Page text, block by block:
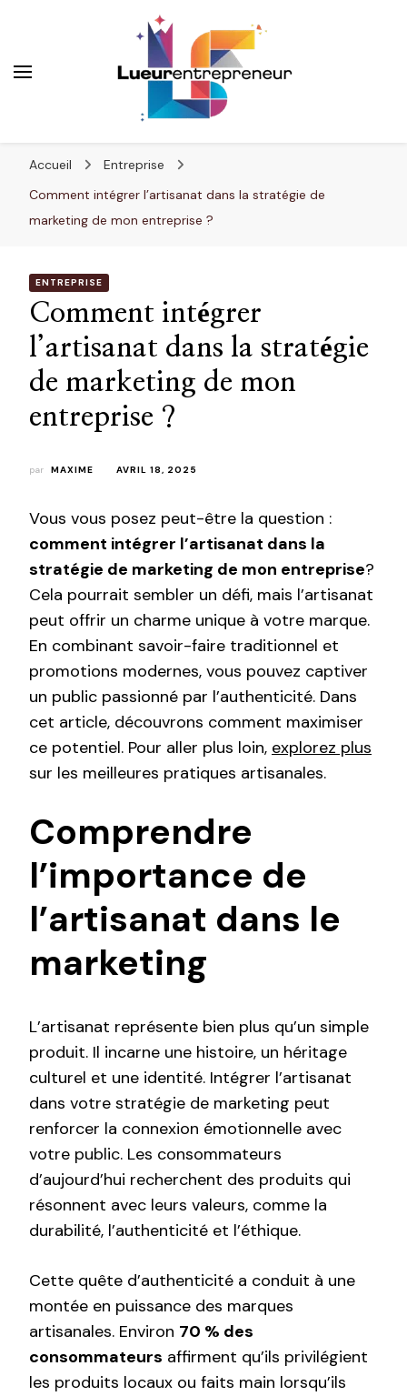
Accueil
Entreprise
Comment intégrer l’artisanat dans la stratégie de
marketing de mon entreprise ?
ENTREPRISE
Comment intégrer
l’artisanat dans la stratégie
de marketing de mon
entreprise ?
par MAXIME AVRIL 18, 2025
Vous vous posez peut-être la question :
comment intégrer l’artisanat dans la
stratégie de marketing de mon entreprise?
Cela pourrait sembler un défi, mais l’artisanat
peut offrir un charme unique à votre marque.
En combinant savoir-faire traditionnel et
promotions modernes, vous pouvez captiver
un public passionné par l’authenticité. Dans
cet article, découvrons comment maximiser
ce potentiel. Pour aller plus loin, explorez plus
sur les meilleures pratiques artisanales.
Comprendre
l’importance de
l’artisanat dans le
marketing
L’artisanat représente bien plus qu’un simple
produit. Il incarne une histoire, un héritage
culturel et une identité. Intégrer l’artisanat
dans votre stratégie de marketing peut
renforcer la connexion émotionnelle avec
votre public. Les consommateurs
d’aujourd’hui recherchent des produits qui
résonnent avec leurs valeurs, comme la
durabilité, l’authenticité et l’éthique.
Cette quête d’authenticité a conduit à une
montée en puissance des marques
artisanales. Environ 70 % des
consommateurs affirment qu’ils privilégient
les produits locaux ou faits main lorsqu’ils